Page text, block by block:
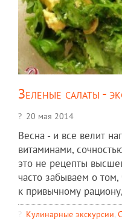
Зеленые салаты -
20 мая 2014
Весна - и все велит
витаминами,
это не рецепты
часто забываем о
к привычному
Кулинарные экскурсии,